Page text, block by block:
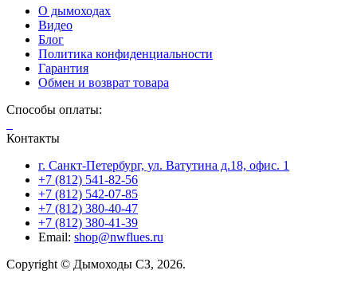
О дымоходах
Видео
Блог
Политика конфиденциальности
Гарантия
Обмен и возврат товара
Способы оплаты:
Контакты
г. Санкт-Петербург, ул. Ватутина д.18, офис. 1
+7 (812) 541-82-56
+7 (812) 542-07-85
+7 (812) 380-40-47
+7 (812) 380-41-39
Email: shop@nwflues.ru
Copyright © Дымоходы СЗ, 2026.